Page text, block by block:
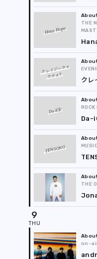
Hana Hope
THE
クレイジーウォ
ウウォ!!
クレ
Da-iCE
Da-
TENSONG
THE
9
on-air